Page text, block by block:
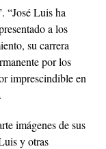
“José Luis ha
a los
su carrera
por los
imprescindible en
imágenes de sus
y otras